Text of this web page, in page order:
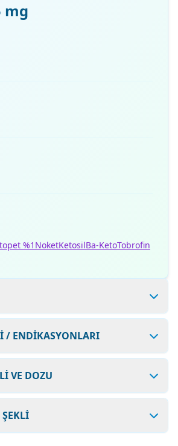
mg
%1 NoketKetosilBa-KetoTobrofin
/ ENDİKASYONLARI
VE DOZU